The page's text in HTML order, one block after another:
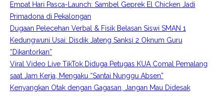
Empat Hari Pasca-Launch: Sambel Geprek El Chicken Jadi
Primadona di Pekalongan
Dugaan Pelecehan Verbal & Fisik Belasan Siswi SMAN 1
Kedungwuni Usai: Disdik Jateng Sanksi 2 Oknum Guru
“Dikantorkan”
Viral Video Live TikTok Diduga Petugas KUA Comal Pemalang
saat Jam Kerja, Mengaku “Santai Nunggu Absen”
Kenyangkan Otak dengan Gagasan, Jangan Mau Didesak